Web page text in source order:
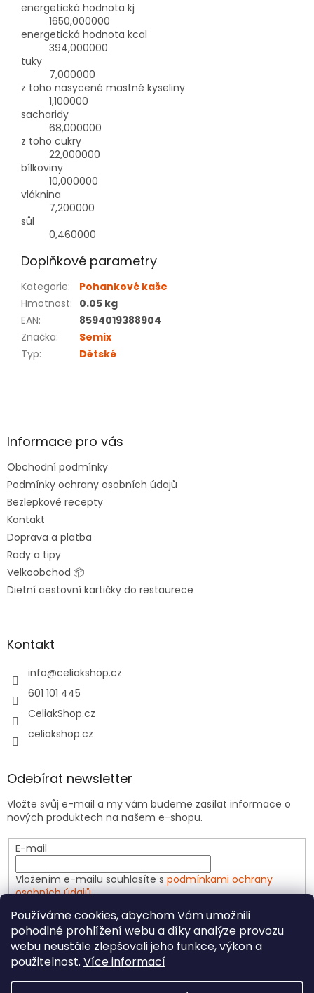
Používáme cookies, abychom Vám umožnili
pohodlné prohlížení webu a díky analýze provozu
webu neustále zlepšovali jeho funkce, výkon a
použitelnost. Více informací
energetická hodnota kj
1650,000000
energetická hodnota kcal
394,000000
tuky
7,000000
z toho nasycené mastné kyseliny
1,100000
sacharidy
68,000000
z toho cukry
22,000000
bílkoviny
10,000000
vláknina
7,200000
sůl
0,460000
Doplňkové parametry
Kategorie:
Pohankové kaše
Hmotnost: 0.05 kg
EAN:
8594019388904
Značka:
Semix
Typ: Dětské
Z
aInformace pro vás
Obchodní podmínky
Podmínky ochrany osobních údajů
Bezlepkové recepty
Kontakt
Doprava a platba
Rady a tipy
Velkoobchod 📦
Dietní cestovní kartičky do restaurece
Kontakt
info@celiakshop.cz
601 101 445
CeliakShop.cz
celiakshop.cz
Odebírat newsletter
Vložte svůj e-mail a my vám budeme zasílat informace o
nových produktech na našem e-shopu.
E-mail
Vložením e-mailu souhlasíte s podmínkami ochrany
osobních údajů
PŘIHLÁSIT SE